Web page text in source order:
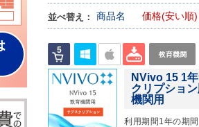
並べ替え： 商品名 価格(安い順
NVivo 15 1
クリプショ
機関用
利用期間1年の期